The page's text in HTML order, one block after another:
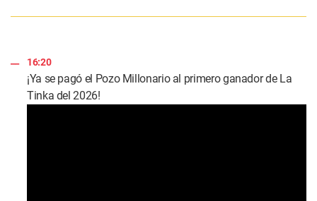
16:20
¡Ya se pagó el Pozo Millonario al primero ganador de La
Tinka del 2026!